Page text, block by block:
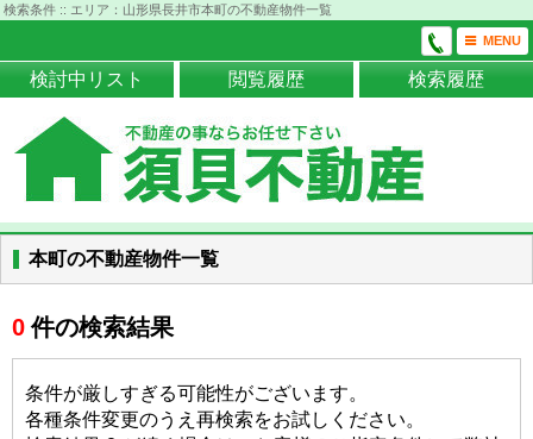
検索条件 :: エリア：山形県長井市本町の不動産物件一覧
MENU
検討中リスト 閲覧履歴 検索履歴
本町の不動産物件一覧
0 件の検索結果
条件が厳しすぎる可能性がございます。
各種条件変更のうえ再検索をお試しください。